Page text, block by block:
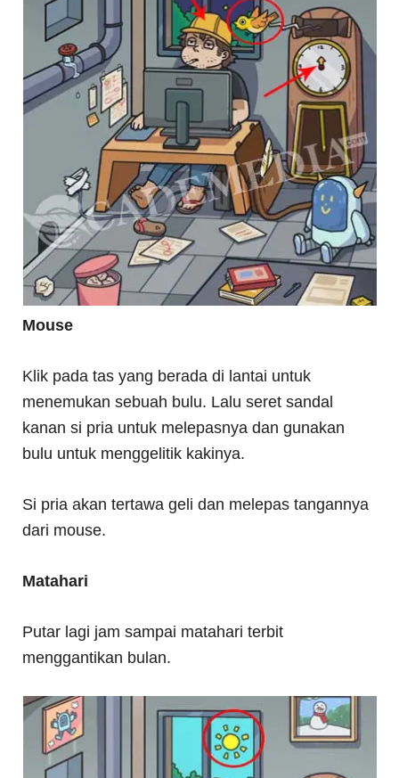
Mouse
Klik pada tas yang berada di lantai untuk
menemukan sebuah bulu. Lalu seret sandal
kanan si pria untuk melepasnya dan gunakan
bulu untuk menggelitik kakinya.
Si pria akan tertawa geli dan melepas tangannya
dari mouse.
Matahari
Putar lagi jam sampai matahari terbit
menggantikan bulan.